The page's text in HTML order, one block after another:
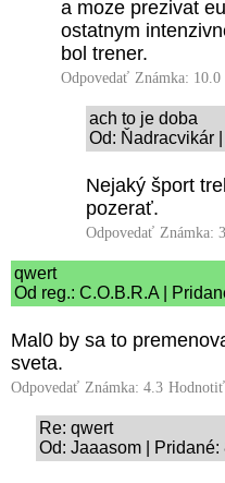
a moze prezivat
ostatnym
bol trener.
Odpovedať Známka: 10.0
ach to je doba
Od: Ňadracvikár
Nejaký šport
pozerať.
Odpovedať Známka:
qwert
Od reg.: C.O.B.R.A |
Mal0 by sa to
sveta.
Odpovedať Známka: 4.3
Re: qwert
Od: Jaaasom |